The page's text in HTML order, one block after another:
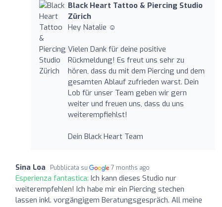
Black Heart Tattoo & Piercing Studio
Zürich
Hey Natalie ☺️
Vielen Dank für deine positive
Rückmeldung! Es freut uns sehr zu
hören, dass du mit dem Piercing und dem
gesamten Ablauf zufrieden warst. Dein
Lob für unser Team geben wir gern
weiter und freuen uns, dass du uns
weiterempfiehlst!
Dein Black Heart Team
Sina Loa Pubblicata su 7 months ago
Esperienza fantastica: Ich kann dieses Studio nur
weiterempfehlen! Ich habe mir ein Piercing stechen
lassen inkl. vorgängigem Beratungsgespräch. All meine